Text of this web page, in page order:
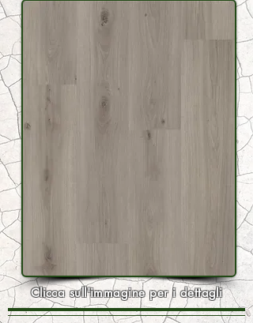
Clicca sull'immagine per i dettagli